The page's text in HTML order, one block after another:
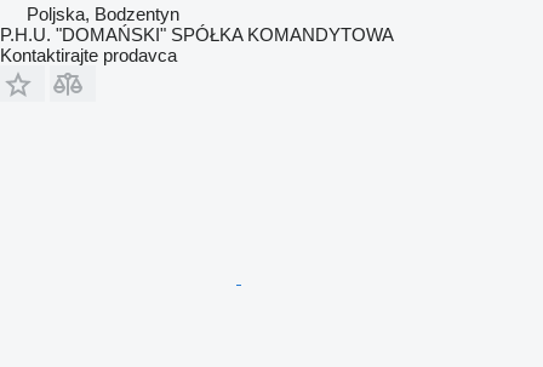
Poljska, Bodzentyn
P.H.U. "DOMAŃSKI" SPÓŁKA KOMANDYTOWA
Kontaktirajte prodavca